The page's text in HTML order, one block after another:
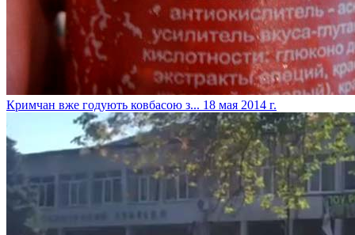
Кримчан вже годують ковбасою з... 18 мая 2014 г.